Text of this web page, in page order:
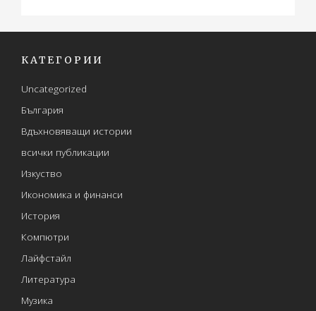
КАТЕГОРИИ
Uncategorized
България
Вдъхновяващи истории
всички публикации
Изкуство
Икономика и финанси
История
Компютри
Лайфстайл
Литература
Музика